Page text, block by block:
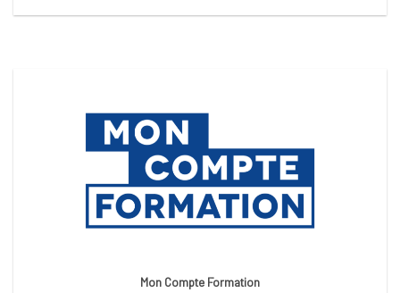
Mon Compte Formation